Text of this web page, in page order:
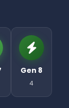
Gen 8
4